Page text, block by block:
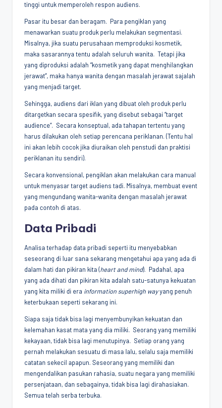
tinggi untuk memperoleh respon audiens.
Pasar itu besar dan beragam. Para pengiklan yang
menawarkan suatu produk perlu melakukan segmentasi.
Misalnya, jika suatu perusahaan memproduksi kosmetik,
maka sasarannya tentu adalah seluruh wanita. Tetapi jika
yang diproduksi adalah “kosmetik yang dapat menghilangkan
jerawat”, maka hanya wanita dengan masalah jerawat sajalah
yang menjadi target.
Sehingga, audiens dari iklan yang dibuat oleh produk perlu
ditargetkan secara spesifik, yang disebut sebagai “target
audience”. Secara konseptual, ada tahapan tertentu yang
harus dilakukan oleh setiap perencana periklanan. (Tentu hal
ini akan lebih cocok jika diuraikan oleh penstudi dan praktisi
periklanan itu sendiri).
Secara konvensional, pengiklan akan melakukan cara manual
untuk menyasar target audiens tadi. Misalnya, membuat event
yang mengundang wanita-wanita dengan masalah jerawat
pada contoh di atas.
Data Pribadi
Analisa terhadap data pribadi seperti itu menyebabkan
seseorang di luar sana sekarang mengetahui apa yang ada di
dalam hati dan pikiran kita (heart and mind). Padahal, apa
yang ada dihati dan pikiran kita adalah satu-satunya kekuatan
yang kita miliki di era information superhigh wayyang penuh
keterbukaan seperti sekarang ini.
Siapa saja tidak bisa lagi menyembunyikan kekuatan dan
kelemahan kasat mata yang dia miliki. Seorang yang memiliki
kekayaan, tidak bisa lagi menutupinya. Setiap orang yang
pernah melakukan sesuatu di masa lalu, selalu saja memiliki
catatan sekecil apapun. Seseorang yang memiliki dan
mengendalikan pasukan rahasia, suatu negara yang memiliki
persenjataan, dan sebagainya, tidak bisa lagi dirahasiakan.
Semua telah serba terbuka.